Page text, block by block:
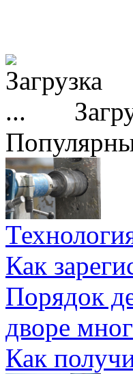
Как
Порядок
дворе
Как